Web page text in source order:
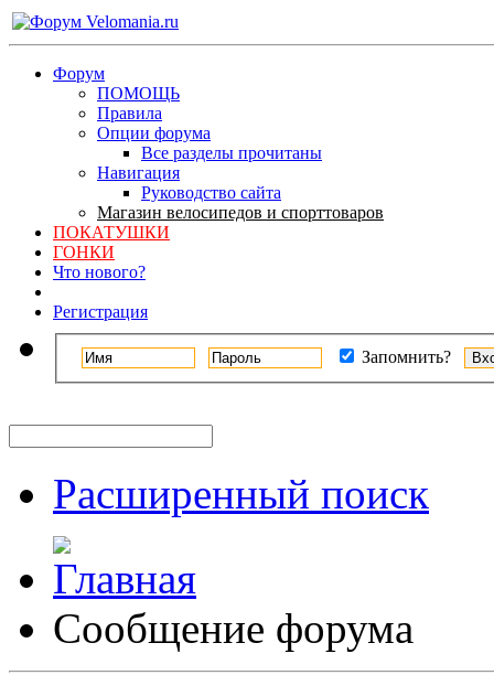
Форум
ПОМОЩЬ
Правила
Опции форума
Все разделы прочитаны
Навигация
Руководство сайта
Магазин велосипедов и спорттоваров
ПОКАТУШКИ
ГОНКИ
Что нового?
Регистрация
Запомнить?
Расширенный поиск
Сообщение форума